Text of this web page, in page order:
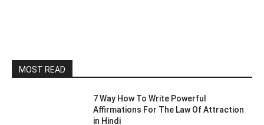
MOST READ
7 Way How To Write Powerful
Affirmations For The Law Of Attraction
in Hindi